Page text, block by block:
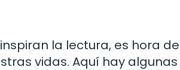
la lectura, es hora de
vidas. Aquí hay algunas